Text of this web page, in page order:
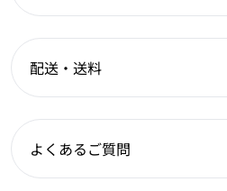
配送・送料
よくあるご質問